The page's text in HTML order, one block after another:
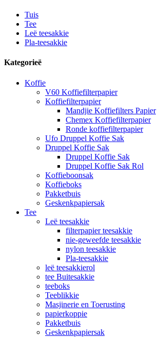
Tuis
Tee
Leë teesakkie
Pla-teesakkie
Kategorieë
Koffie
V60 Koffiefilterpapier
Koffiefilterpapier
Mandjie Koffiefilters Papier
Chemex Koffiefilterpapier
Ronde koffiefilterpapier
Ufo Druppel Koffie Sak
Druppel Koffie Sak
Druppel Koffie Sak
Druppel Koffie Sak Rol
Koffieboonsak
Koffieboks
Pakketbuis
Geskenkpapiersak
Tee
Leë teesakkie
filterpapier teesakkie
nie-geweefde teesakkie
nylon teesakkie
Pla-teesakkie
leë teesakkierol
tee Buitesakkie
teeboks
Teeblikkie
Masjinerie en Toerusting
papierkoppie
Pakketbuis
Geskenkpapiersak